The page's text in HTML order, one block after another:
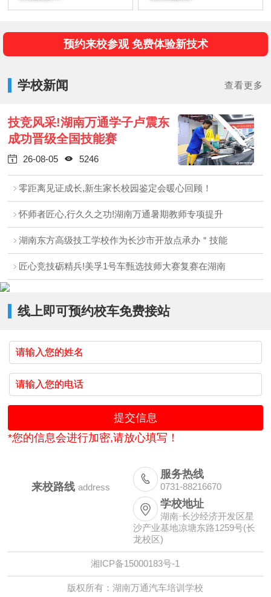
预约来校参观 免费体验新技术
学校新闻 查看更多
技竞风采!湖南万通学子卢震东
成功晋级全国技能赛
 26-08-05  5246
零距离见证成长,新生家长校园鉴定会暖心回顾！
怀师者匠心,行久久之功!湖南万通暑期教师专项提升
湖南东方高级技工学校作为长沙市开放点承办＂技能
匠心竞技砺精兵!美孚1号车甄选技师大赛复赛在湖南
线上即可预约校车免费接站
*您的信息会进行加密,请放心填写！
来校路线 address
 服务热线
0731-88216670
 学校地址
湖南·长沙经济开发区星
沙产业基地凉塘东路1259号(长
龙校区)
湘ICP备15000183号-1
版权所有：湖南万通汽车培训学校